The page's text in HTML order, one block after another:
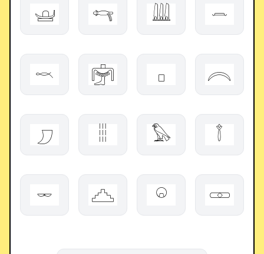
𓊟 𓄞 𓇏 𓌒
𓎖 𓋟 𓊪 𓇹
𓈕 𓐂 𓅃 𓇕
𓌔 𓊎 𓏖 𓏒